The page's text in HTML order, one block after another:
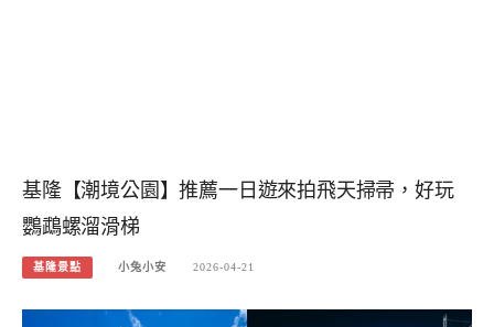
基隆【潮境公園】推薦一日遊來拍飛天掃帚，好玩
鸚鵡螺溜滑梯
基隆景點 小兔小安 2026-04-21